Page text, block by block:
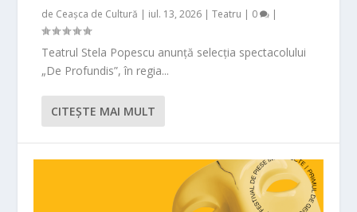
de Ceașca de Cultură | iul. 13, 2026 |Teatru | 0 |
Teatrul Stela Popescu anunță selecția spectacolului
„De Profundis”, în regia...
CITEŞTE MAI MULT